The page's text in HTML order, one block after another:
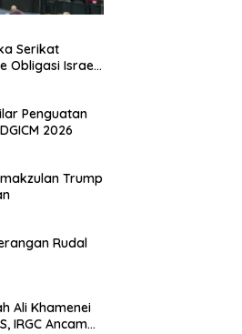
Serikat
Obligasi Israel,
Penguatan
2026
Trump
Rudal
Ali Khamenei
IRGC Ancam